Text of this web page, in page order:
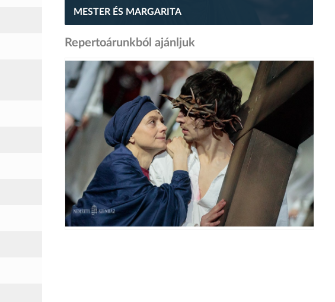
MESTER ÉS MARGARITA
Repertoárunkból ajánljuk